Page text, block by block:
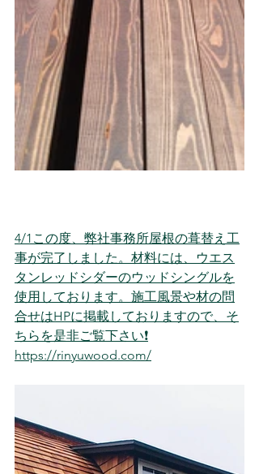
4/1この度、弊社事務所屋根の葺替え工
事が完了しました。材料には、ウエス
タンレッドシダーのウッドシングルを
使用しております。施工風景や材の問
合せはHPに掲載しておりますので、そ
ちらを是非ご覧下さい❗️
https://rinyuwood.com/